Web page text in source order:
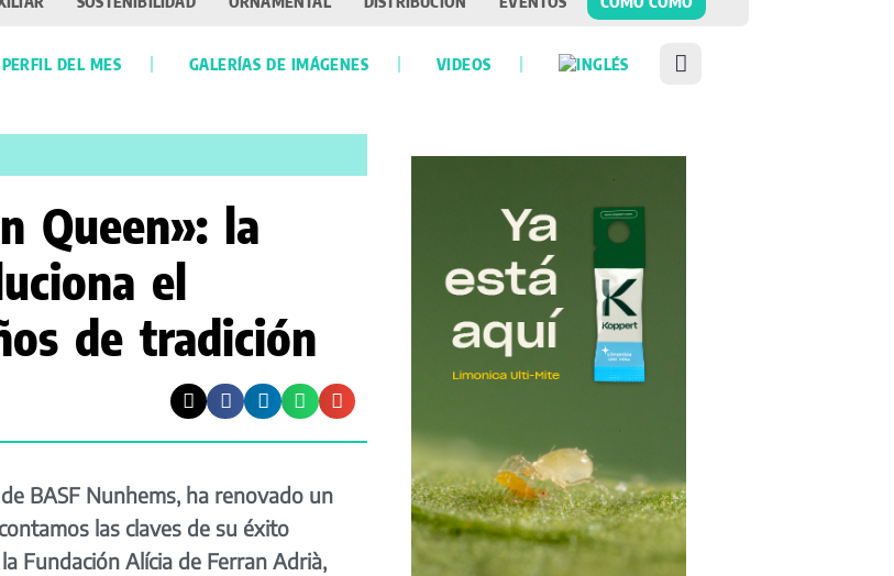
PERFIL DEL MES GALERÍAS DE IMÁGENES VIDEOS
Queen»: la
el
de tradición
BASF Nunhems, ha renovado un
las claves de su éxito
Fundación Alícia de Ferran Adrià,